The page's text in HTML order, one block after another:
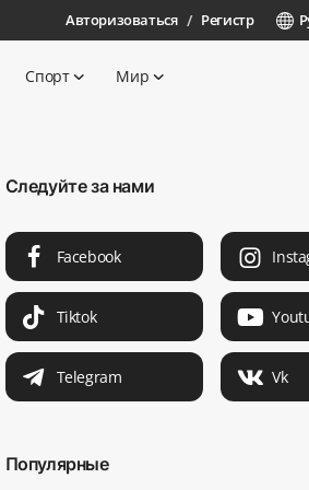
Авторизоваться / Регистр
Спорт Мир
Следуйте за нами
Facebook
Tiktok
Telegram Vk
Популярные